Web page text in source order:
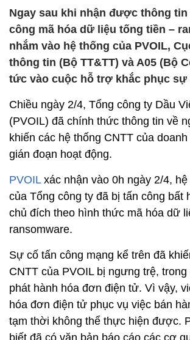
Ngay sau khi nhận được thông
công mã hóa dữ liệu tống tiền –
nhắm vào hệ thống của PVOIL,
thông tin (Bộ TT&TT) và A05 (Bộ
tức vào cuộc hỗ trợ khắc phục sự
Chiều ngày 2/4, Tổng công ty Dầu
(PVOIL) đã chính thức thông tin về
khiến các hệ thống CNTT của
gián đoạn hoạt động.
PVOILxác nhận vào 0h ngày 2/4,
của Tổng công ty đã bị tấn công bất
chủ đích theo hình thức mã hóa dữ
ransomware.
Sự cố tấn công mạng kể trên đã
CNTT của PVOIL bị ngưng trệ,
phát hành hóa đơn điện tử. Vì vậy,
hóa đơn điện tử phục vụ việc bán
tạm thời không thể thực hiện được.
biết đã có văn bản báo cáo các cơ